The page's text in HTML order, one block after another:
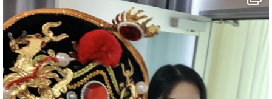
マジシャン派遣 パッションプリンセス【公式】
@comedy_illusion · 7 8月
お疲れ様です
ブログ更新しました
「マジシャン和歌山旅 白浜町・円月島」